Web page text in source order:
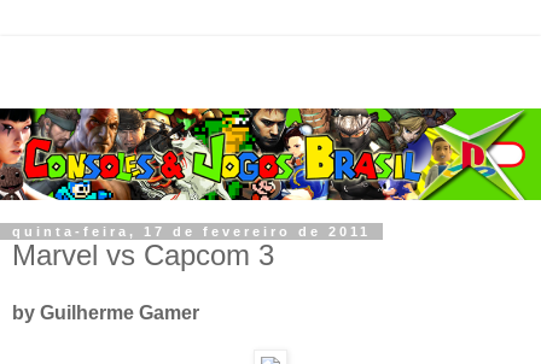
quinta-feira, 17 de fevereiro de 2011
Marvel vs Capcom 3
by Guilherme Gamer